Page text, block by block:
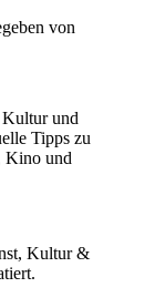
von
Johann
Ernst
Franz
(Max),
August
Arbeiten.
Kultur und
Tipps zu
Kino und
Kultur &